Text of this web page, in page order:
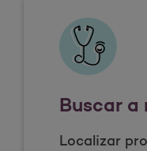
Buscar
Localizar